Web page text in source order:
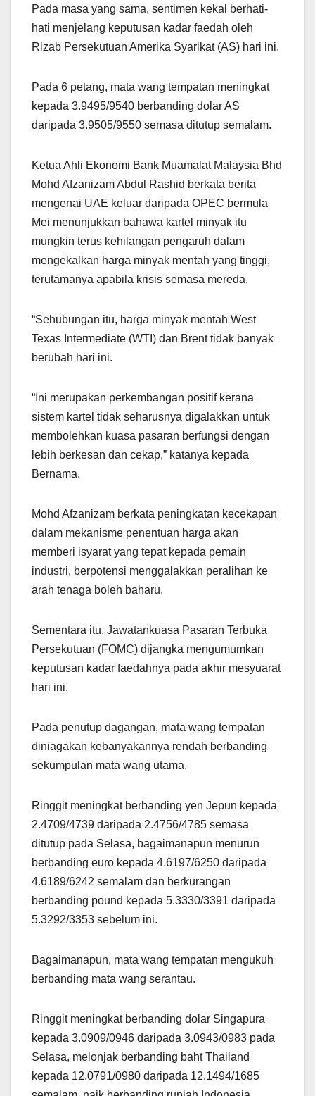
Pada masa yang sama, sentimen kekal berhati-
hati menjelang keputusan kadar faedah oleh
Rizab Persekutuan Amerika Syarikat (AS) hari ini.
Pada 6 petang, mata wang tempatan meningkat
kepada 3.9495/9540 berbanding dolar AS
daripada 3.9505/9550 semasa ditutup semalam.
Ketua Ahli Ekonomi Bank Muamalat Malaysia Bhd
Mohd Afzanizam Abdul Rashid berkata berita
mengenai UAE keluar daripada OPEC bermula
Mei menunjukkan bahawa kartel minyak itu
mungkin terus kehilangan pengaruh dalam
mengekalkan harga minyak mentah yang tinggi,
terutamanya apabila krisis semasa mereda.
“Sehubungan itu, harga minyak mentah West
Texas Intermediate (WTI) dan Brent tidak banyak
berubah hari ini.
“Ini merupakan perkembangan positif kerana
sistem kartel tidak seharusnya digalakkan untuk
membolehkan kuasa pasaran berfungsi dengan
lebih berkesan dan cekap,” katanya kepada
Bernama.
Mohd Afzanizam berkata peningkatan kecekapan
dalam mekanisme penentuan harga akan
memberi isyarat yang tepat kepada pemain
industri, berpotensi menggalakkan peralihan ke
arah tenaga boleh baharu.
Sementara itu, Jawatankuasa Pasaran Terbuka
Persekutuan (FOMC) dijangka mengumumkan
keputusan kadar faedahnya pada akhir mesyuarat
hari ini.
Pada penutup dagangan, mata wang tempatan
diniagakan kebanyakannya rendah berbanding
sekumpulan mata wang utama.
Ringgit meningkat berbanding yen Jepun kepada
2.4709/4739 daripada 2.4756/4785 semasa
ditutup pada Selasa, bagaimanapun menurun
berbanding euro kepada 4.6197/6250 daripada
4.6189/6242 semalam dan berkurangan
berbanding pound kepada 5.3330/3391 daripada
5.3292/3353 sebelum ini.
Bagaimanapun, mata wang tempatan mengukuh
berbanding mata wang serantau.
Ringgit meningkat berbanding dolar Singapura
kepada 3.0909/0946 daripada 3.0943/0983 pada
Selasa, melonjak berbanding baht Thailand
kepada 12.0791/0980 daripada 12.1494/1685